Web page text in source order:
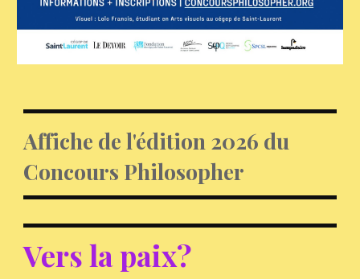
Affiche de l'édition 2026 du
Concours Philosopher
Vers la paix?